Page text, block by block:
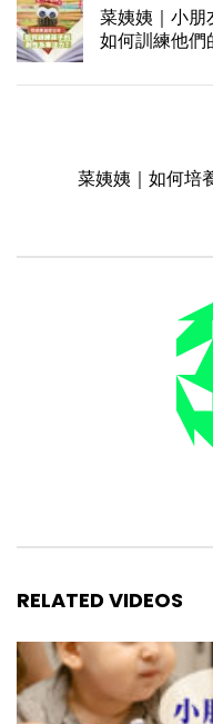
菜姨姨｜小朋
如何訓練他們
菜姨姨｜如何培
RELATED VIDEOS